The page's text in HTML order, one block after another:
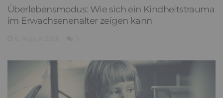
Überlebensmodus: Wie sich ein Kindheitstrauma
im Erwachsenenalter zeigen kann